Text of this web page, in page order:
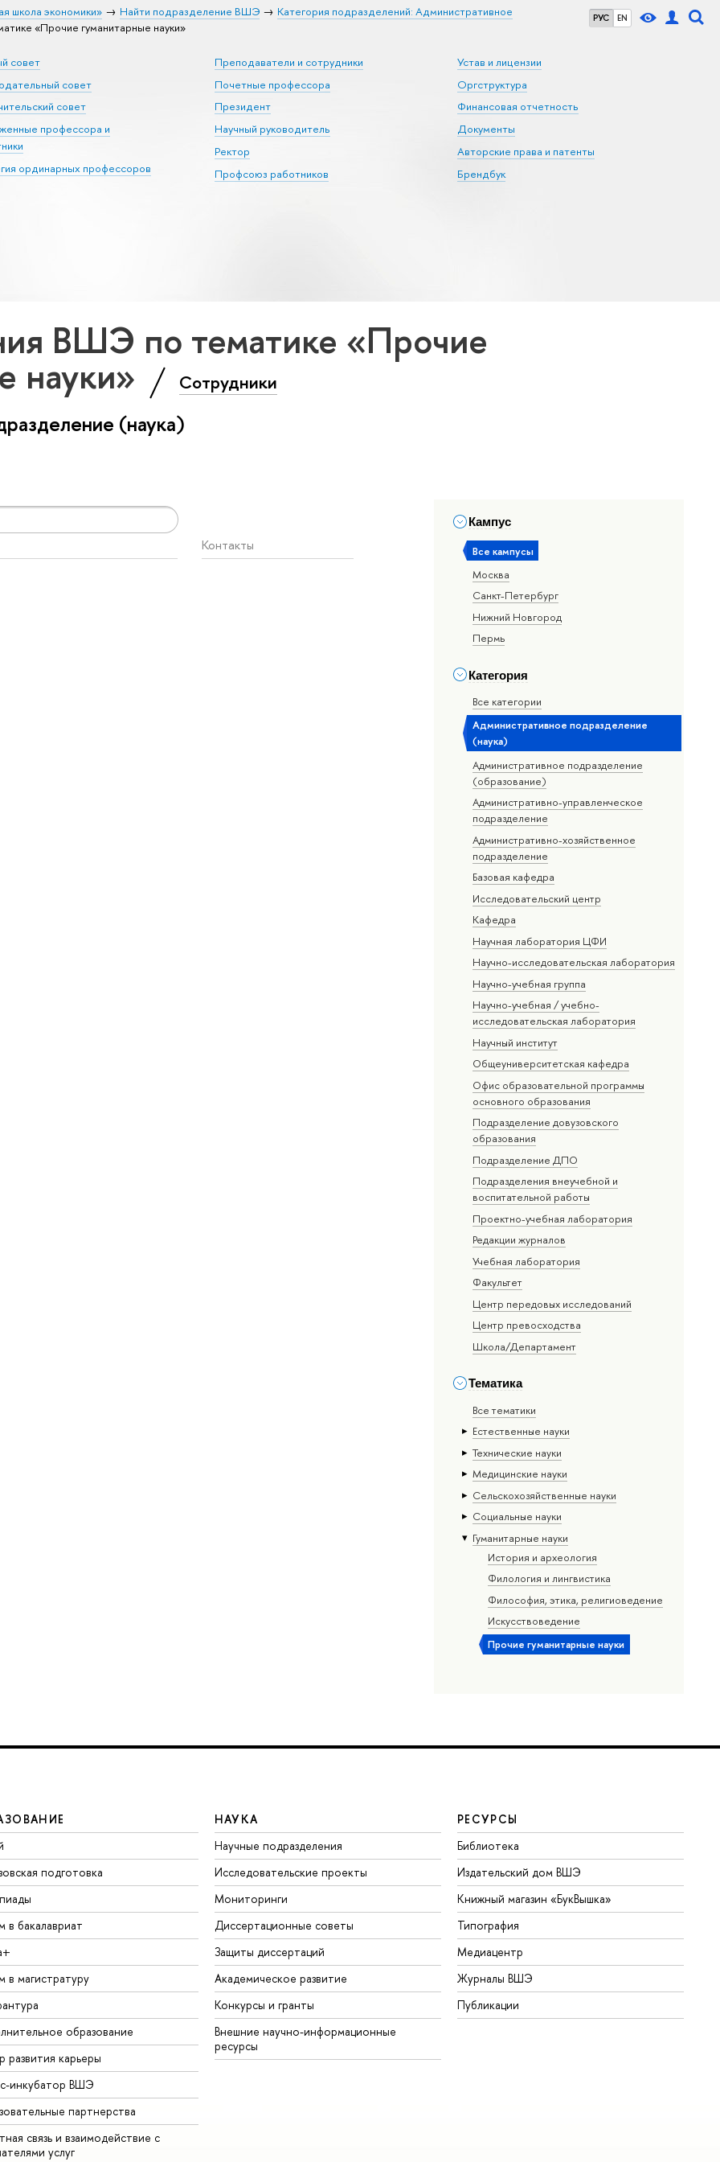
РУС EN
школа экономики» Найти подразделение ВШЭ
Категория подразделений: Административное
«Прочие гуманитарные науки»
совет
совет
совет
профессора и
ординарных профессоров
Преподаватели и сотрудники
Почетные профессора
Президент
Научный руководитель
Ректор
Профсоюз работников
Устав и лицензии
Оргструктура
Финансовая отчетность
Документы
Авторские права и патенты
Брендбук
ВШЭ по тематике «Прочие
науки» Сотрудники
(наука)
Кампус
Все кампусы
Москва
Санкт-Петербург
Нижний Новгород
Пермь
Категория
Все категории
Административное подразделение
(наука)
Административное подразделение
(образование)
Административно-управленческое
подразделение
Административно-хозяйственное
подразделение
Базовая кафедра
Исследовательский центр
Кафедра
Научная лаборатория ЦФИ
Научно-исследовательская лаборатория
Научно-учебная группа
Научно-учебная / учебно-
исследовательская лаборатория
Научный институт
Общеуниверситетская кафедра
Офис образовательной программы
основного образования
Подразделение довузовского
образования
Подразделение ДПО
Подразделения внеучебной и
воспитательной работы
Проектно-учебная лаборатория
Редакции журналов
Учебная лаборатория
Факультет
Центр передовых исследований
Центр превосходства
Школа/Департамент
Тематика
Все тематики
Естественные науки
Тех­ничес­кие науки
Медицинские науки
Сельскохозяйственные науки
Социальные науки
Гуманитарные науки
История и археология
Филология и лингвистика
Философия, этика, религиоведение
Искусствоведение
Прочие гуманитарные науки
Контакты
подготовка
в бакалавриат
в магистратуру
образование
развития карьеры
инкубатор ВШЭ
партнерства
связь и взаимодействие с
услуг
НАУКА
Научные подразделения
Исследовательские проекты
Мониторинги
Диссертационные советы
Защиты диссертаций
Академическое развитие
Конкурсы и гранты
Внешние научно-информационные
ресурсы
РЕСУРСЫ
Библиотека
Издательский дом ВШЭ
Книжный магазин «БукВышка»
Типография
Медиацентр
Журналы ВШЭ
Публикации